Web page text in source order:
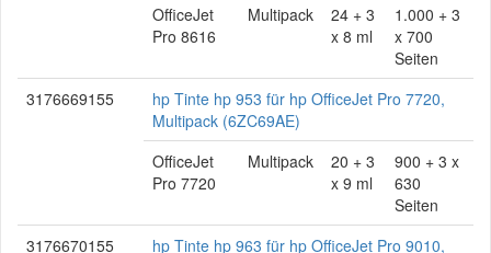
OfficeJet
Pro 8616
Multipack
24 + 3
x 8 ml
1.000 + 3
x 700
Seiten
3176669155
hp Tinte hp 953 für hp OfficeJet Pro 7720,
Multipack (6ZC69AE)
OfficeJet
Pro 7720
Multipack
20 + 3
x 9 ml
900 + 3 x
630
Seiten
3176670155
hp Tinte hp 963 für hp OfficeJet Pro 9010,